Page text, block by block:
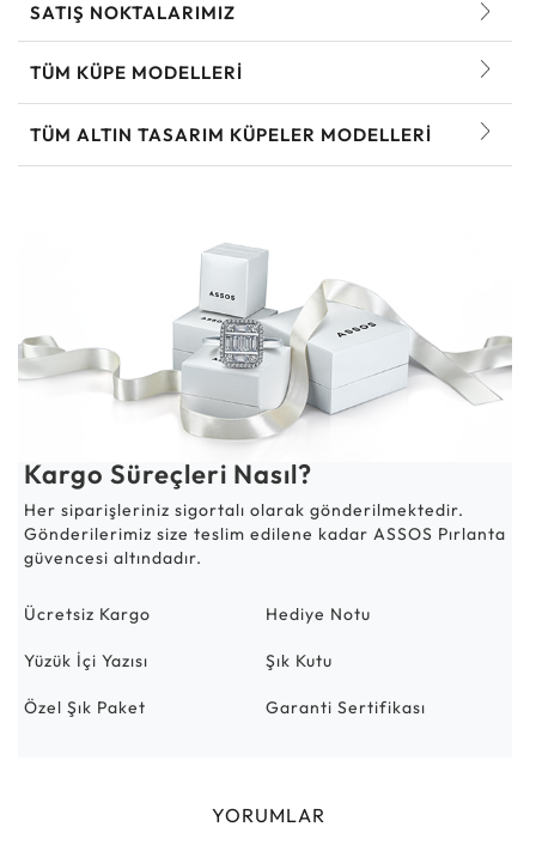
SATIŞ NOKTALARIMIZ
TÜM KÜPE MODELLERI
TÜM ALTIN TASARIM KÜPELER MODELLERI
Kargo Süreçleri Nasıl?
Her siparişleriniz sigortalı olarak gönderilmektedir.
Gönderilerimiz size teslim edilene kadar ASSOS Pırlanta
güvencesi altındadır.
Ücretsiz Kargo Hediye Notu
Yüzük İçi Yazısı Şık Kutu
Özel Şık Paket Garanti Sertifikası
YORUMLAR